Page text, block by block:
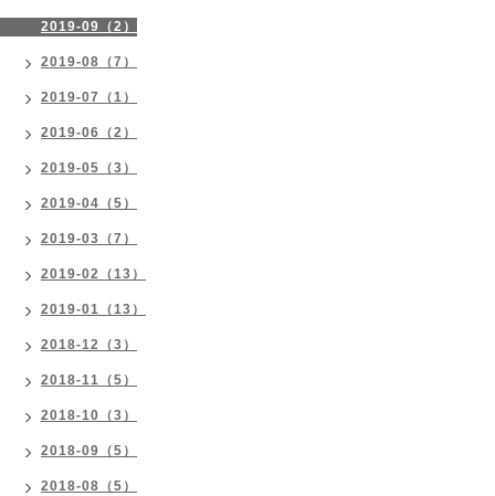
2019-09（2）
2019-08（7）
2019-07（1）
2019-06（2）
2019-05（3）
2019-04（5）
2019-03（7）
2019-02（13）
2019-01（13）
2018-12（3）
2018-11（5）
2018-10（3）
2018-09（5）
2018-08（5）